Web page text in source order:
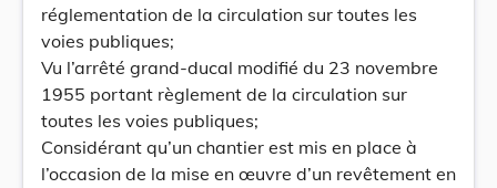
réglementation de la circulation sur toutes les
voies publiques;
Vu l’arrêté grand-ducal modifié du 23 novembre
1955 portant règlement de la circulation sur
toutes les voies publiques;
Considérant qu’un chantier est mis en place à
l’occasion de la mise en œuvre d’un revêtement en